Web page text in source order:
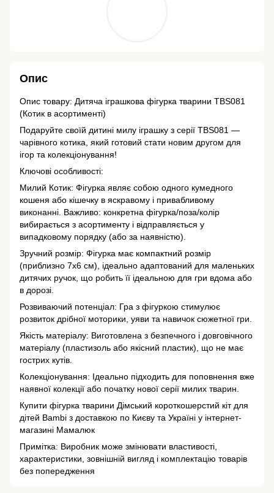
Опис
Опис товару: Дитяча іграшкова фігурка тварини TBS081
(Котик в асортименті)
Подаруйте своїй дитині милу іграшку з серії TBS081 —
чарівного котика, який готовий стати новим другом для
ігор та колекціонування!
Ключові особливості:
Милий Котик: Фігурка являє собою одного кумедного
кошеня або кішечку в яскравому і привабливому
виконанні. Важливо: конкретна фігурка/поза/колір
вибирається з асортименту і відправляється у
випадковому порядку (або за наявністю).
Зручний розмір: Фігурка має компактний розмір
(приблизно 7x6 см), ідеально адаптований для маленьких
дитячих ручок, що робить її ідеальною для гри вдома або
в дорозі.
Розвиваючий потенціал: Гра з фігуркою стимулює
розвиток дрібної моторики, уяви та навичок сюжетної гри.
Якість матеріалу: Виготовлена з безпечного і довговічного
матеріалу (пластизоль або якісний пластик), що не має
гострих кутів.
Колекціонування: Ідеально підходить для поповнення вже
наявної колекції або початку нової серії милих тварин.
Купити фігурка тварини Дімський короткошерстий кіт для
дітей Bambi з доставкою по Києву та Україні у інтернет-
магазині Мамалюк
Примітка: Виробник може змінювати властивості,
характеристики, зовнішній вигляд і комплектацію товарів
без попередження